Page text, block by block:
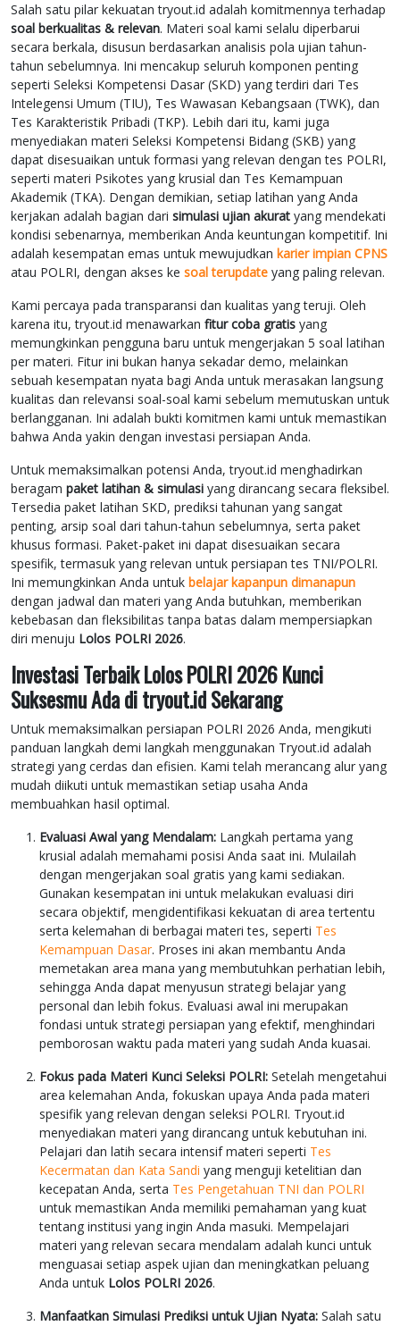
Salah satu pilar kekuatan tryout.id adalah komitmennya terhadap
soal berkualitas & relevan. Materi soal kami selalu diperbarui
secara berkala, disusun berdasarkan analisis pola ujian tahun-
tahun sebelumnya. Ini mencakup seluruh komponen penting
seperti Seleksi Kompetensi Dasar (SKD) yang terdiri dari Tes
Intelegensi Umum (TIU), Tes Wawasan Kebangsaan (TWK), dan
Tes Karakteristik Pribadi (TKP). Lebih dari itu, kami juga
menyediakan materi Seleksi Kompetensi Bidang (SKB) yang
dapat disesuaikan untuk formasi yang relevan dengan tes POLRI,
seperti materi Psikotes yang krusial dan Tes Kemampuan
Akademik (TKA). Dengan demikian, setiap latihan yang Anda
kerjakan adalah bagian dari simulasi ujian akurat yang mendekati
kondisi sebenarnya, memberikan Anda keuntungan kompetitif. Ini
adalah kesempatan emas untuk mewujudkan karier impian CPNS
atau POLRI, dengan akses ke soal terupdate yang paling relevan.
Kami percaya pada transparansi dan kualitas yang teruji. Oleh
karena itu, tryout.id menawarkan fitur coba gratis yang
memungkinkan pengguna baru untuk mengerjakan 5 soal latihan
per materi. Fitur ini bukan hanya sekadar demo, melainkan
sebuah kesempatan nyata bagi Anda untuk merasakan langsung
kualitas dan relevansi soal-soal kami sebelum memutuskan untuk
berlangganan. Ini adalah bukti komitmen kami untuk memastikan
bahwa Anda yakin dengan investasi persiapan Anda.
Untuk memaksimalkan potensi Anda, tryout.id menghadirkan
beragam paket latihan & simulasi yang dirancang secara fleksibel.
Tersedia paket latihan SKD, prediksi tahunan yang sangat
penting, arsip soal dari tahun-tahun sebelumnya, serta paket
khusus formasi. Paket-paket ini dapat disesuaikan secara
spesifik, termasuk yang relevan untuk persiapan tes TNI/POLRI.
Ini memungkinkan Anda untuk belajar kapanpun dimanapun
dengan jadwal dan materi yang Anda butuhkan, memberikan
kebebasan dan fleksibilitas tanpa batas dalam mempersiapkan
diri menuju Lolos POLRI 2026.
Investasi Terbaik Lolos POLRI 2026 Kunci
Suksesmu Ada di tryout.id Sekarang
Untuk memaksimalkan persiapan POLRI 2026 Anda, mengikuti
panduan langkah demi langkah menggunakan Tryout.id adalah
strategi yang cerdas dan efisien. Kami telah merancang alur yang
mudah diikuti untuk memastikan setiap usaha Anda
membuahkan hasil optimal.
Evaluasi Awal yang Mendalam: Langkah pertama yang
krusial adalah memahami posisi Anda saat ini. Mulailah
dengan mengerjakan soal gratis yang kami sediakan.
Gunakan kesempatan ini untuk melakukan evaluasi diri
secara objektif, mengidentifikasi kekuatan di area tertentu
serta kelemahan di berbagai materi tes, seperti Tes
Kemampuan Dasar. Proses ini akan membantu Anda
memetakan area mana yang membutuhkan perhatian lebih,
sehingga Anda dapat menyusun strategi belajar yang
personal dan lebih fokus. Evaluasi awal ini merupakan
fondasi untuk strategi persiapan yang efektif, menghindari
pemborosan waktu pada materi yang sudah Anda kuasai.
Fokus pada Materi Kunci Seleksi POLRI: Setelah mengetahui
area kelemahan Anda, fokuskan upaya Anda pada materi
spesifik yang relevan dengan seleksi POLRI. Tryout.id
menyediakan materi yang dirancang untuk kebutuhan ini.
Pelajari dan latih secara intensif materi seperti Tes
Kecermatan dan Kata Sandi yang menguji ketelitian dan
kecepatan Anda, serta Tes Pengetahuan TNI dan POLRI
untuk memastikan Anda memiliki pemahaman yang kuat
tentang institusi yang ingin Anda masuki. Mempelajari
materi yang relevan secara mendalam adalah kunci untuk
menguasai setiap aspek ujian dan meningkatkan peluang
Anda untuk Lolos POLRI 2026.
Manfaatkan Simulasi Prediksi untuk Ujian Nyata: Salah satu